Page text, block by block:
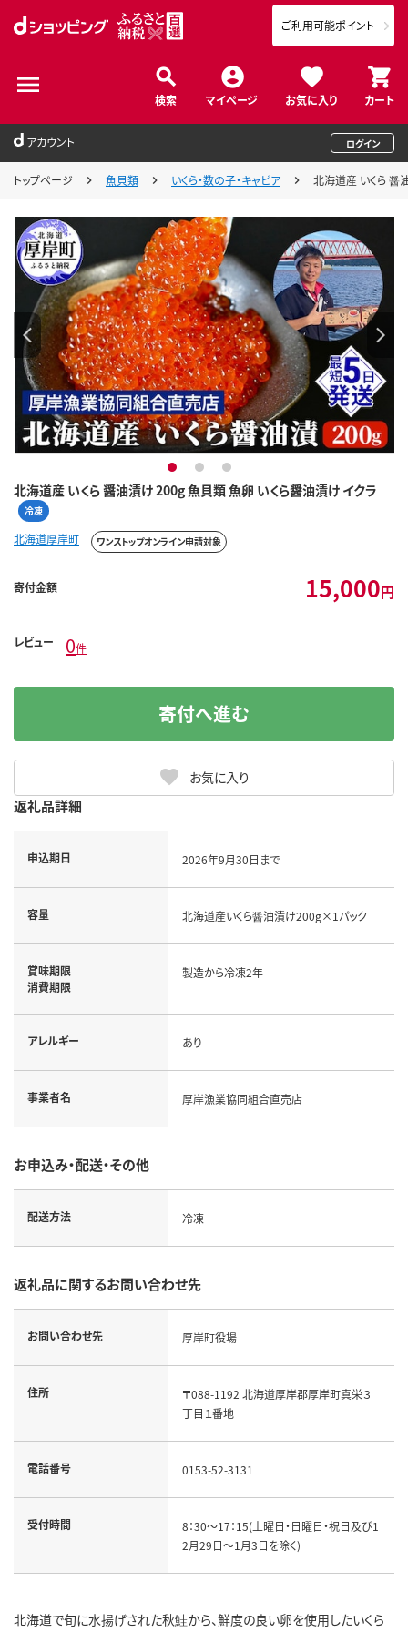
検索 マイページ お気に入り カート
ご利用可能ポイント
アカウント ログイン
トップページ 魚貝類 いくら・数の子・キャビア 北海道産 いくら 醤
北海道産 いくら 醤油漬け 200g 魚貝類 魚卵 いくら醤油漬け イクラ
冷凍
1 2 3
北海道厚岸町 ワンストップオンライン申請対象
寄付金額 15,000円
レビュー 0件
お気に入り
寄付へ進む
返礼品詳細
申込期日 2026年9月30日まで
容量 北海道産いくら醤油漬け200g×1パック
賞味期限
消費期限
製造から冷凍2年
アレルギー あり
事業者名 厚岸漁業協同組合直売店
お申込み・配送・その他
配送方法 冷凍
返礼品に関するお問い合わせ先
お問い合わせ先 厚岸町役場
住所
〒088-1192 北海道厚岸郡厚岸町真栄３
丁目１番地
電話番号 0153-52-3131
受付時間
8：30～17：15(土曜日・日曜日・祝日及び1
2月29日～1月3日を除く)
北海道で旬に水揚げされた秋鮭から、鮮度の良い卵を使用したいくら